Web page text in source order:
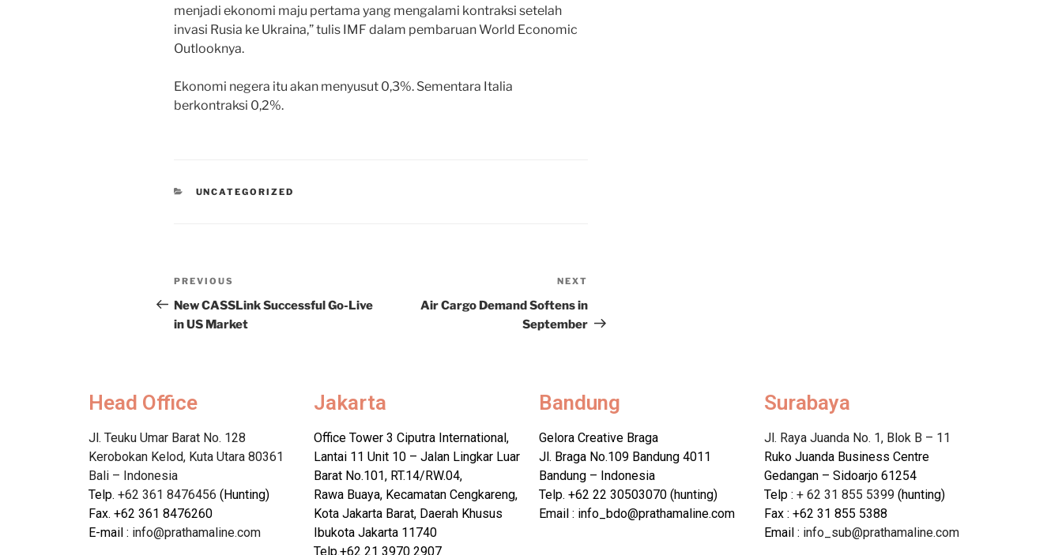
menjadi ekonomi maju pertama yang mengalami kontraksi setelah
invasi Rusia ke Ukraina,” tulis IMF dalam pembaruan World Economic
Outlooknya.
Ekonomi negera itu akan menyusut 0,3%. Sementara Italia
berkontraksi 0,2%.
UNCATEGORIZED
PREVIOUS
New CASSLink Successful Go-Live
in US Market
NEXT
Air Cargo Demand Softens in
September
Head Office
Jl. Teuku Umar Barat No. 128
Kerobokan Kelod, Kuta Utara 80361
Bali – Indonesia
Telp. +62 361 8476456 (Hunting)
Fax. +62 361 8476260
E-mail : info@prathamaline.com
Jakarta
Office Tower 3 Ciputra International,
Lantai 11 Unit 10 – Jalan Lingkar Luar
Barat No.101, RT.14/RW.04,
Rawa Buaya, Kecamatan Cengkareng,
Kota Jakarta Barat, Daerah Khusus
Ibukota Jakarta 11740
Telp.+62 21 3970 2907
Bandung
Gelora Creative Braga
Jl. Braga No.109 Bandung 4011
Bandung – Indonesia
Telp. +62 22 30503070 (hunting)
Email : info_bdo@prathamaline.com
Surabaya
Jl. Raya Juanda No. 1, Blok B – 11
Ruko Juanda Business Centre
Gedangan – Sidoarjo 61254
Telp : + 62 31 855 5399 (hunting)
Fax : +62 31 855 5388
Email : info_sub@prathamaline.com